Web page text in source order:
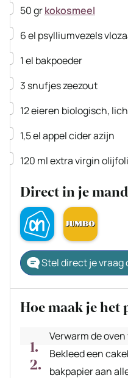
▢
50grkokosmeel
▢
6el psylliumvezels
▢
1el bakpoeder
▢
3 snufjes zeezout
▢
12eieren biologisch,
▢
1,5elappel cider azijn
▢
120 mlextra virgin
Direct in je
Stel direct je vraag
Hoe maak je het
Verwarm de oven
Bekleed een
bakpapier aan